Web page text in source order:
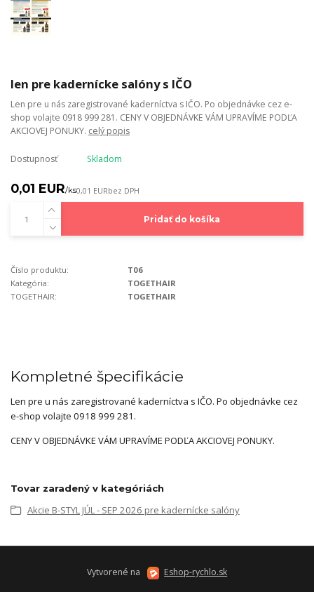
len pre kadernícke salóny s IČO
Len pre u nás zaregistrované kaderníctva s IČO. Po objednávke cez e-
shop volajte 0918 999 281. CENY V OBJEDNÁVKE VÁM UPRAVÍME PODĽA
AKCIOVEJ PONUKY. celý popis
Dostupnosť Skladom
0,01 EUR/ks0,01 EURbez DPH
Pridať do košíka
Číslo produktu:
T06
Kategória:
TOGETHAIR
TOGETHAIR:
TOGETHAIR
Kompletné špecifikácie
Len pre u nás zaregistrované kaderníctva s IČO. Po objednávke cez
e-shop volajte 0918 999 281.
CENY V OBJEDNÁVKE VÁM UPRAVÍME PODĽA AKCIOVEJ PONUKY.
Tovar zaradený v kategóriách
Akcie B-STYL JÚL - SEP 2026 pre kadernícke salóny
Vytvorené na Eshop-rychlo.sk